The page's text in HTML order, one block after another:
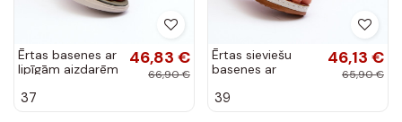
Ērtas basenes ar
lipīgām aizdarēm
Eladora
46,83 €
66,90 €
37
Ērtas sieviešu
basenes ar
Sudraba krāsas
46,13 €
65,90 €
39